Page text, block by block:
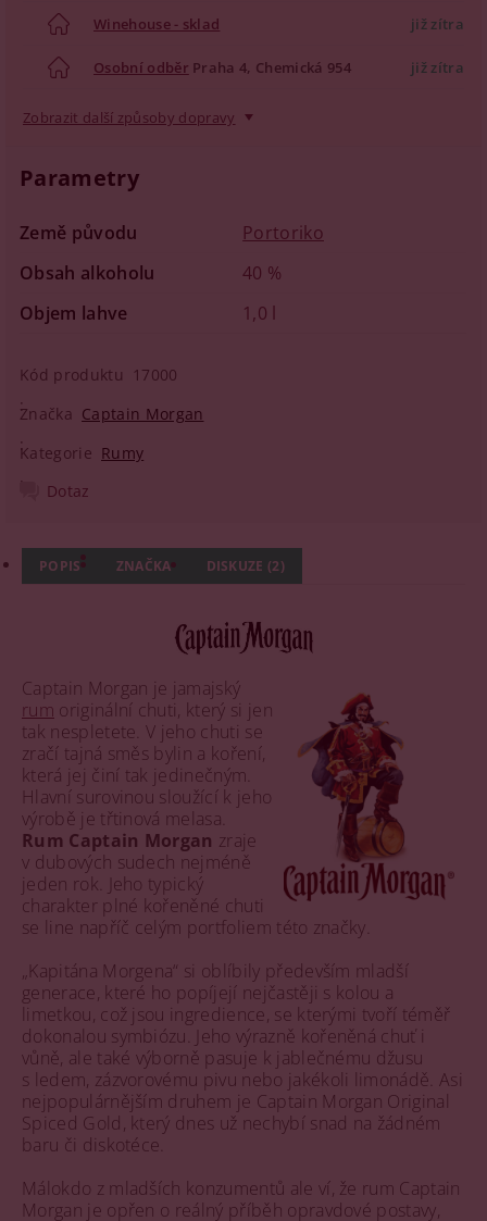
Winehouse - sklad již zítra
Osobní odběr Praha 4, Chemická 954 již zítra
Zobrazit další způsoby dopravy
Parametry
Země původu
Portoriko
Obsah alkoholu
40 %
Objem lahve
1,0 l
Kód produktu
17000
Značka Captain Morgan
Kategorie Rumy
Dotaz
POPIS ZNAČKA DISKUZE (2)
Captain Morgan je jamajský
rum originální chuti, který si jen
tak nespletete. V jeho chuti se
zračí tajná směs bylin a koření,
která jej činí tak jedinečným.
Hlavní surovinou sloužící k jeho
výrobě je třtinová melasa.
Rum Captain Morgan zraje
v dubových sudech nejméně
jeden rok. Jeho typický
charakter plné kořeněné chuti
se line napříč celým portfoliem této značky.
„Kapitána Morgena“ si oblíbily především mladší
generace, které ho popíjejí nejčastěji s kolou a
limetkou, což jsou ingredience, se kterými tvoří téměř
dokonalou symbiózu. Jeho výrazně kořeněná chuť i
vůně, ale také výborně pasuje k jablečnému džusu
s ledem, zázvorovému pivu nebo jakékoli limonádě. Asi
nejpopulárnějším druhem je Captain Morgan Original
Spiced Gold, který dnes už nechybí snad na žádném
baru či diskotéce.
Málokdo z mladších konzumentů ale ví, že rum Captain
Morgan je opřen o reálný příběh opravdové postavy,